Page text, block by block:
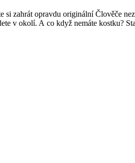
zahrát opravdu originální Člověče
v okolí. A co když nemáte kostku?